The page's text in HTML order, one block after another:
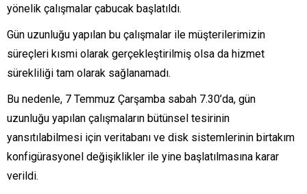
yönelik çalışmalar çabucak başlatıldı.
Gün uzunluğu yapılan bu çalışmalar ile müşterilerimizin
süreçleri kısmi olarak gerçekleştirilmiş olsa da hizmet
sürekliliği tam olarak sağlanamadı.
Bu nedenle, 7 Temmuz Çarşamba sabah 7.30’da, gün
uzunluğu yapılan çalışmaların bütünsel tesirinin
yansıtılabilmesi için veritabanı ve disk sistemlerinin birtakım
konfigürasyonel değişiklikler ile yine başlatılmasına karar
verildi.